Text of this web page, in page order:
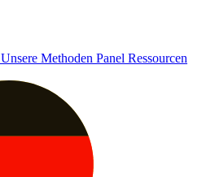
Unsere Methoden Panel Ressourcen